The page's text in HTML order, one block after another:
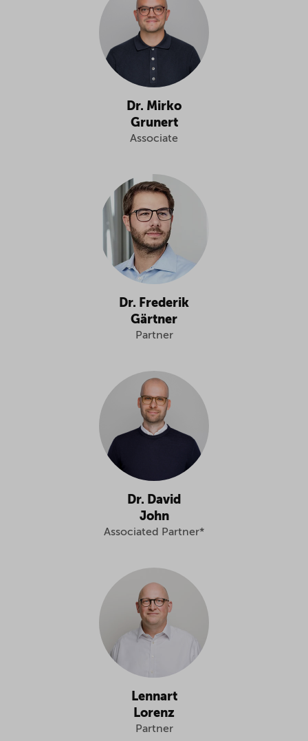
Dr. Mirko
Grunert
Associate
Dr. Frederik
Gärtner
Partner
Dr. David
John
Associated Partner*
Lennart
Lorenz
Partner